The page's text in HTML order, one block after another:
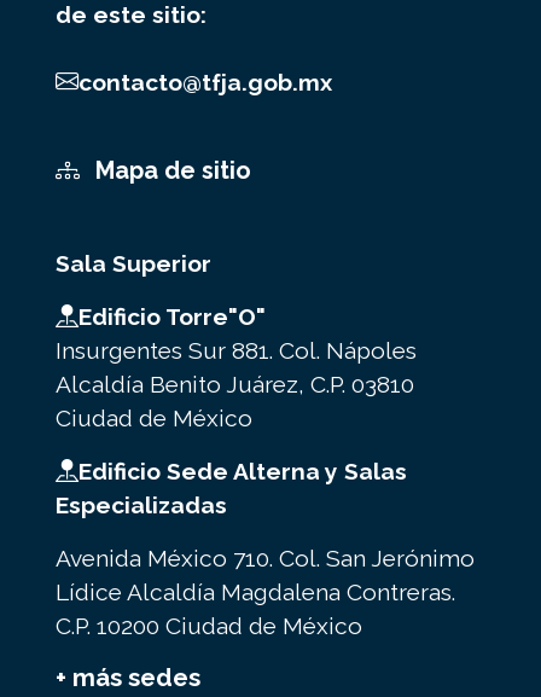
de este sitio:
contacto@tfja.gob.mx
Mapa de sitio
Sala Superior
Edificio Torre"O"
Insurgentes Sur 881. Col. Nápoles
Alcaldía Benito Juárez, C.P. 03810
Ciudad de México
Edificio Sede Alterna y Salas
Especializadas
Avenida México 710. Col. San Jerónimo
Lídice Alcaldía Magdalena Contreras.
C.P. 10200 Ciudad de México
+ más sedes